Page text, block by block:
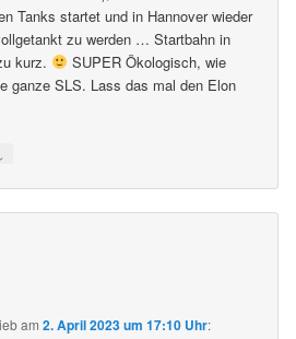
Tanks startet und in Hannover wieder
zu werden … Startbahn in
kurz.
SUPER Ökologisch, wie
ganze SLS. Lass das mal den Elon
am2. April 2023 um 17:10 Uhr: